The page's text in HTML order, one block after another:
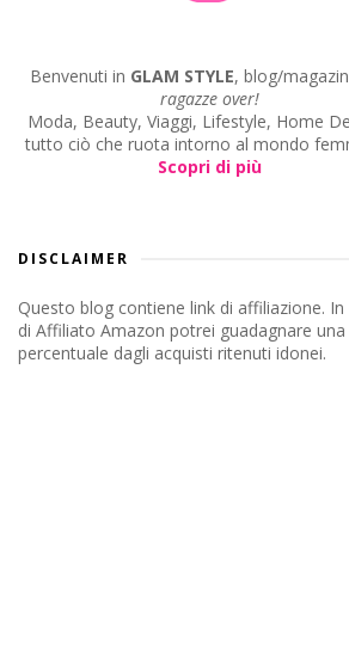
Benvenuti in GLAM STYLE, blog/
ragazze over!
Moda, Beauty, Viaggi, Lifestyle, Home
tutto ciò che ruota intorno al mondo
Scopri di più
DISCLAIMER
Questo blog contiene link di affiliazione. In
di Affiliato Amazon potrei guadagnare una
percentuale dagli acquisti ritenuti idonei.